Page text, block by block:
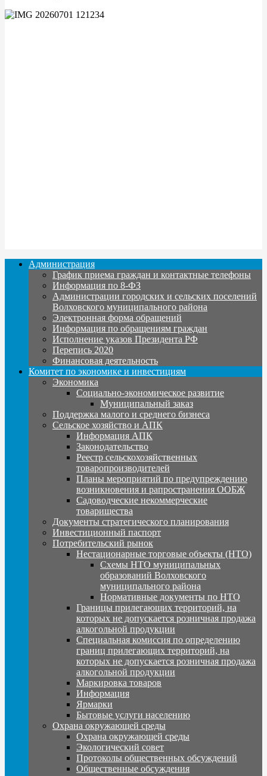
Администрация
График приема граждан и контактные телефоны
Информация по 8-ФЗ
Администрации городских и сельских поселений
Волховского муниципального района
Электронная форма обращений
Информация по обращениям граждан
Исполнение указов Президента РФ
Перепись 2020
Финансовая деятельность
Комитет по экономике и инвестициям
Экономика
Социально-экономическое развитие
Муниципальный заказ
Поддержка малого и среднего бизнеса
Сельское хозяйство и АПК
Информация АПК
Законодательство
Реестр сельскохозяйственных
товаропроизводителей
Планы мероприятий по предупреждению
возникновения и рапространения ООБЖ
Садоводческие некоммерческие
товарищества
Документы стратегического планирования
Инвестиционный паспорт
Потребительский рынок
Нестационарные торговые объекты (НТО)
Схемы НТО муниципальных
образований Волховского
муниципального района
Нормативные документы по НТО
Границы прилегающих территорий, на
которых не допускается розничная продажа
алкогольной продукции
Специальная комиссия по определению
границ прилегающих территорий, на
которых не допускается розничная продажа
алкогольной продукции
Маркировка товаров
Информация
Ярмарки
Бытовые услуги населению
Охрана окружающей среды
Охрана окружающей среды
Экологический совет
Протоколы общественных обсуждений
Общественные обсуждения